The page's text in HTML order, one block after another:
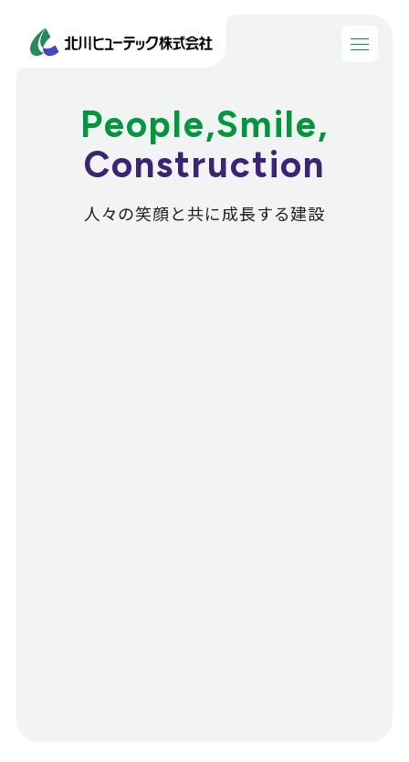
People,Smile,
Construction
人々の笑顔と共に成長する建設